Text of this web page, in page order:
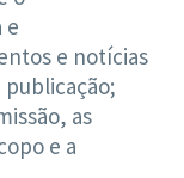
e
e notícias
as
e a